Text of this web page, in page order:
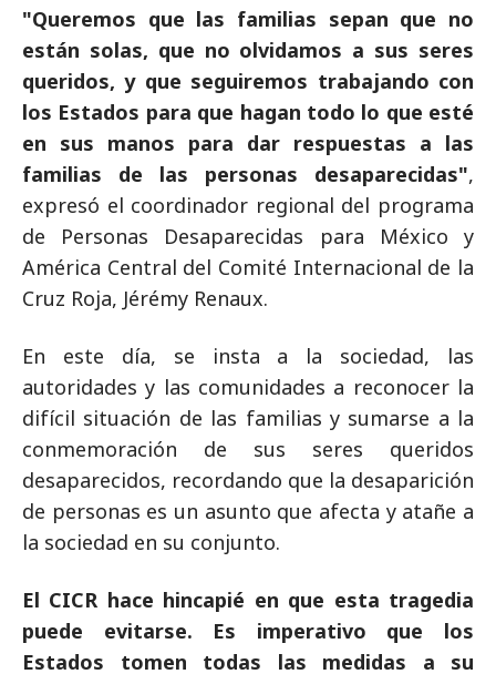
"Queremos que las familias sepan que no
están solas, que no olvidamos a sus seres
queridos, y que seguiremos trabajando con
los Estados para que hagan todo lo que esté
en sus manos para dar respuestas a las
familias de las personas desaparecidas",
expresó el coordinador regional del programa
de Personas Desaparecidas para México y
América Central del Comité Internacional de la
Cruz Roja, Jérémy Renaux.
En este día, se insta a la sociedad, las
autoridades y las comunidades a reconocer la
difícil situación de las familias y sumarse a la
conmemoración de sus seres queridos
desaparecidos, recordando que la desaparición
de personas es un asunto que afecta y atañe a
la sociedad en su conjunto.
El CICR hace hincapié en que esta tragedia
puede evitarse. Es imperativo que los
Estados tomen todas las medidas a su